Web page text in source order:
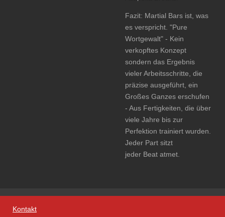
Fazit: Martial Bars ist, was
es verspricht. "Pure
Wortgewalt" - Kein
verkopftes Konzept
sondern das Ergebnis
vieler Arbeitsschritte, die
präzise ausgeführt, ein
Großes Ganzes erschufen
- Aus Fertigkeiten, die über
viele Jahre bis zur
Perfektion trainiert wurden.
Jeder Part sitzt
jeder Beat atmet.
Kontakt